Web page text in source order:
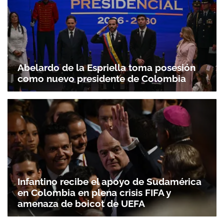
Abelardo de la Espriella toma posesión
como nuevo presidente de Colombia
Infantino recibe el apoyo de Sudamérica
en Colombia en plena crisis FIFA y
amenaza de boicot de UEFA